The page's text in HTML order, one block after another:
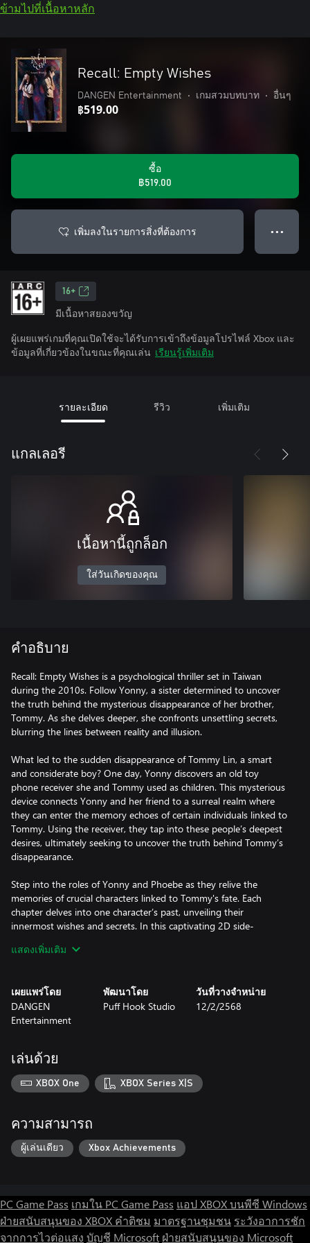
ข้ามไปที่เนื้อหาหลัก
Recall: Empty Wishes
DANGEN Entertainment • เกมสวมบทบาท • อื่นๆ
฿519.00
ซื้อ
฿519.00
เพิ่มลงในรายการสิ่งที่ต้องการ ● ● ●
16+
มีเนื้อหาสยองขวัญ
ผู้เผยแพร่เกมที่คุณเปิดใช้จะได้รับการเข้าถึงข้อมูลโปรไฟล์ Xbox และ
ข้อมูลที่เกี่ยวข้องในขณะที่คุณเล่น เรียนรู้เพิ่มเติม
รายละเอียด รีวิว เพิ่มเติม
แกลเลอรี
เนื้อหานี้ถูกล็อก
ใส่วันเกิดของคุณ
คำอธิบาย
Recall: Empty Wishes is a psychological thriller set in Taiwan
during the 2010s. Follow Yonny, a sister determined to uncover
the truth behind the mysterious disappearance of her brother,
Tommy. As she delves deeper, she confronts unsettling secrets,
blurring the lines between reality and illusion.
What led to the sudden disappearance of Tommy Lin, a smart
and considerate boy? One day, Yonny discovers an old toy
phone receiver she and Tommy used as children. This mysterious
device connects Yonny and her friend to a surreal realm where
they can enter the memory echoes of certain individuals linked to
Tommy. Using the receiver, they tap into these people’s deepest
desires, ultimately seeking to uncover the truth behind Tommy’s
disappearance.
Step into the roles of Yonny and Phoebe as they relive the
memories of crucial characters linked to Tommy's fate. Each
chapter delves into one character’s past, unveiling their
innermost wishes and secrets. In this captivating 2D side-
collect key items, make pivotal choices, and investigate detailed
แสดงเพิ่มเติม
เผยแพร่โดย
DANGEN
Entertainment
พัฒนาโดย
Puff Hook Studio
วันที่วางจำหน่าย
12/2/2568
เล่นด้วย
XBOX One XBOX Series X|S
ความสามารถ
ผู้เล่นเดียว Xbox Achievements
PC Game Pass เกมใน PC Game Pass แอป XBOX บนพีซี Windows
ฝ่ายสนับสนุนของ XBOX คำติชม มาตรฐานชุมชน ระวังอาการชัก
จากการไวต่อแสง บัญชี Microsoft ฝ่ายสนับสนุนของ Microsoft